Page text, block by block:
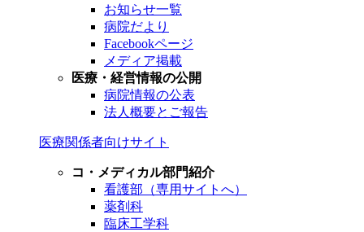
お知らせ一覧
病院だより
Facebookページ
メディア掲載
医療・経営情報の公開
病院情報の公表
法人概要とご報告
医療関係者向けサイト
コ・メディカル部門紹介
看護部（専用サイトへ）
薬剤科
臨床工学科